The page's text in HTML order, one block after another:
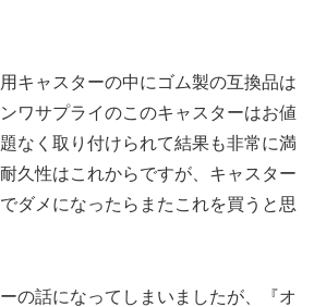
キャスターの中にゴム製の互換品は
ワサプライのこのキャスターはお値
なく取り付けられて結果も非常に満
久性はこれからですが、キャスター
ダメになったらまたこれを買うと思
の話になってしまいましたが、『オ